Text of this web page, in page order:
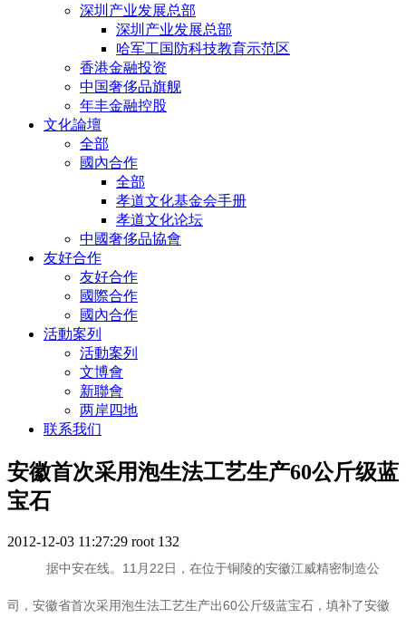
深圳产业发展总部
深圳产业发展总部
哈军工国防科技教育示范区
香港金融投资
中国奢侈品旗舰
年丰金融控股
文化論壇
全部
國內合作
全部
孝道文化基金会手册
孝道文化论坛
中國奢侈品協會
友好合作
友好合作
國際合作
國內合作
活動案列
活動案列
文博會
新聯會
两岸四地
联系我们
安徽首次采用泡生法工艺生产60公斤级蓝
宝石
2012-12-03 11:27:29 root 132
据中安在线。11月22日，在位于铜陵的安徽江威精密制造公
司，安徽省首次采用泡生法工艺生产出60公斤级蓝宝石，填补了安徽